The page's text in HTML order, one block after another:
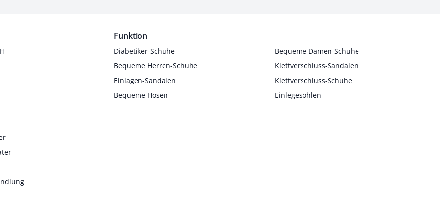
Funktion
Diabetiker-Schuhe
Bequeme Damen-Schuhe
Bequeme Herren-Schuhe
Klettverschluss-Sandalen
Einlagen-Sandalen
Klettverschluss-Schuhe
Bequeme Hosen
Einlegesohlen